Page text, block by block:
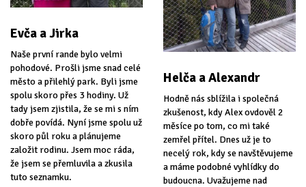
Evča a Jirka
Naše první rande bylo velmi
pohodové. Prošli jsme snad celé
město a přilehlý park. Byli jsme
spolu skoro přes 3 hodiny. Už
tady jsem zjistila, že se mi s ním
dobře povídá. Nyní jsme spolu už
skoro půl roku a plánujeme
založit rodinu. Jsem moc ráda,
že jsem se přemluvila a zkusila
tuto seznamku.
Helča a Alexandr
Hodně nás sblížila i společná
zkušenost, kdy Alex ovdověl 2
měsíce po tom, co mi také
zemřel přítel. Dnes už je to
necelý rok, kdy se navštěvujeme
a máme podobné vyhlídky do
budoucna. Uvažujeme nad